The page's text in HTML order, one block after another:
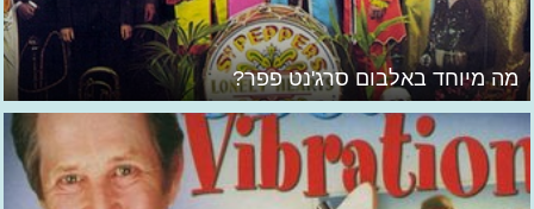
מה מיוחד באלבום סרג'נט פפר?